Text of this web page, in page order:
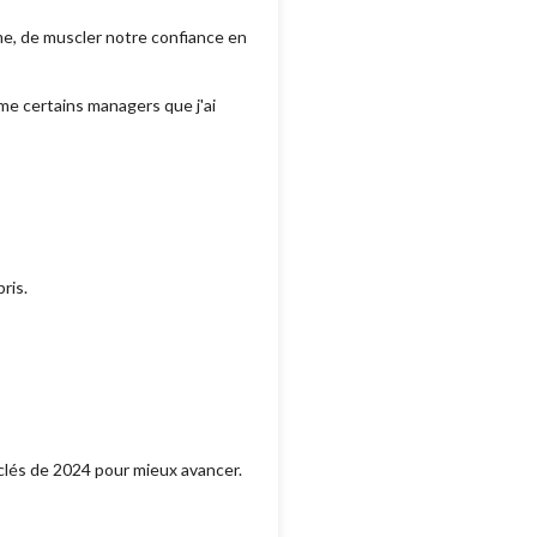
de muscler notre confiance en
certains managers que j'ai
de 2024 pour mieux avancer.